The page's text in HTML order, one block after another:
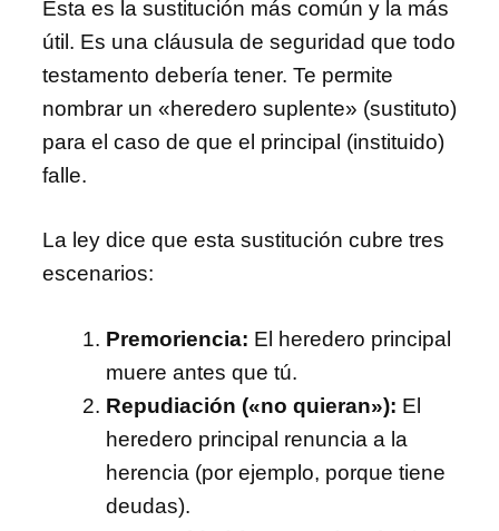
Esta es la sustitución más común y la más
útil. Es una cláusula de seguridad que todo
testamento debería tener. Te permite
nombrar un «heredero suplente» (sustituto)
para el caso de que el principal (instituido)
falle.
La ley dice que esta sustitución cubre tres
escenarios:
Premoriencia: El heredero principal
muere antes que tú.
Repudiación («no quieran»): El
heredero principal renuncia a la
herencia (por ejemplo, porque tiene
deudas).